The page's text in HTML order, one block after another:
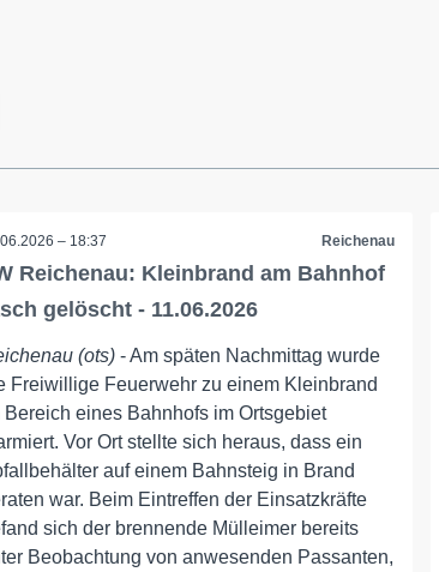
– 18:37 Reichenau
Reichenau: Kleinbrand am Bahnhof
gelöscht - 11.06.2026
(ots)- Am späten Nachmittag wurde
Freiwillige Feuerwehr zu einem Kleinbrand
Bereich eines Bahnhofs im Ortsgebiet
Vor Ort stellte sich heraus, dass ein
auf einem Bahnsteig in Brand
war. Beim Eintreffen der Einsatzkräfte
sich der brennende Mülleimer bereits
Beobachtung von anwesenden Passanten,